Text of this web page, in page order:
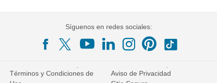
Síguenos en redes sociales:
Términos y Condiciones de
Aviso de Privacidad